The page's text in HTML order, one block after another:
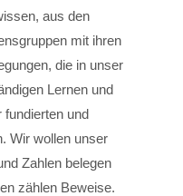
aus den
mit ihren
die in unser
Lernen und
fundierten und
Wir wollen unser
Zahlen belegen
zählen Beweise.